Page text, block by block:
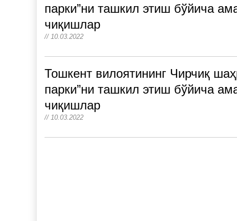
парки”ни ташкил этиш бўйича
чиқишлар
// 10.03.2022
Тошкент вилоятининг Чирчиқ
парки”ни ташкил этиш бўйича
чиқишлар
// 10.03.2022